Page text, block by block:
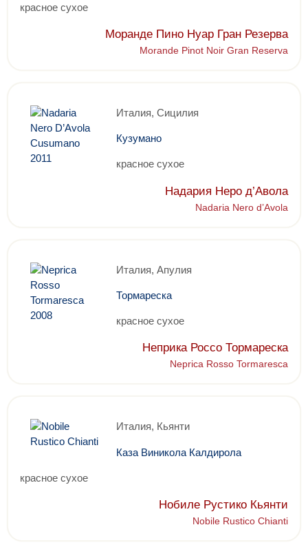
красное сухое
Моранде Пино Нуар Гран Резерва
Morande Pinot Noir Gran Reserva
Италия, Сицилия
Кузумано
красное сухое
Надария Неро д’Авола
Nadaria Nero d’Avola
Италия, Апулия
Тормареска
красное сухое
Неприка Россо Тормареска
Neprica Rosso Tormaresca
Италия, Кьянти
Каза Виникола Калдирола
красное сухое
Нобиле Рустико Кьянти
Nobile Rustico Chianti